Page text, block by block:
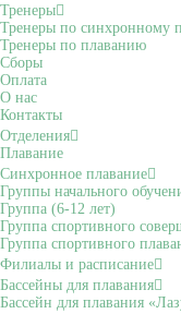
Тренеры
Тренеры по синхронному
Тренеры по плаванию
Сборы
Оплата
О нас
Контакты
Отделения
Плавание
Синхронное плавание
Группы начального
Группа (6-12 лет)
Группа спортивного
Группа спортивного
Филиалы и расписание
Бассейны для плавания
Бассейн для плавания